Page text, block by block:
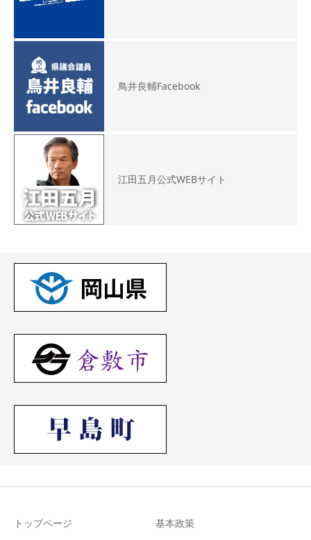
鳥井良輔Facebook
江田五月公式WEBサイト
トップページ 基本政策